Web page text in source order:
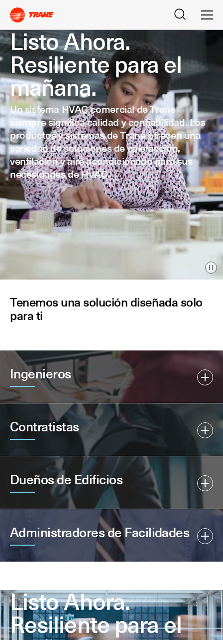
Buscar
Listo Ahora.
Resiliente para el
mañana.
Un sistema HVAC comercial de Trane
siempre significa calidad y confiabilidad. Los
productos y sistemas de Trane ofrecen una
variedad de soluciones de calefacción,
ventilación y aire acondicionado para sus
necesidades de HVAC.
Tenemos una solución diseñada solo
para ti
Ingenieros
Contratistas
Dueños de Edificios
Administradores de Facilidades
Listo Ahora.
Resiliente para el